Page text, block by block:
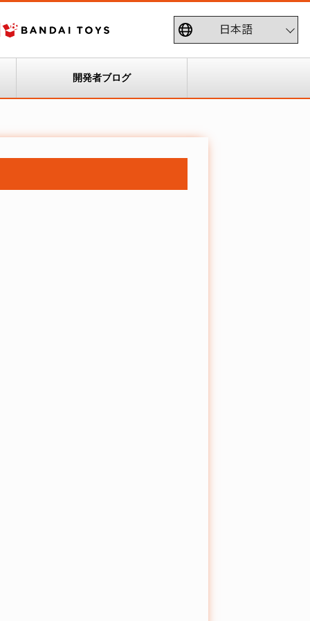
開発者ブログ